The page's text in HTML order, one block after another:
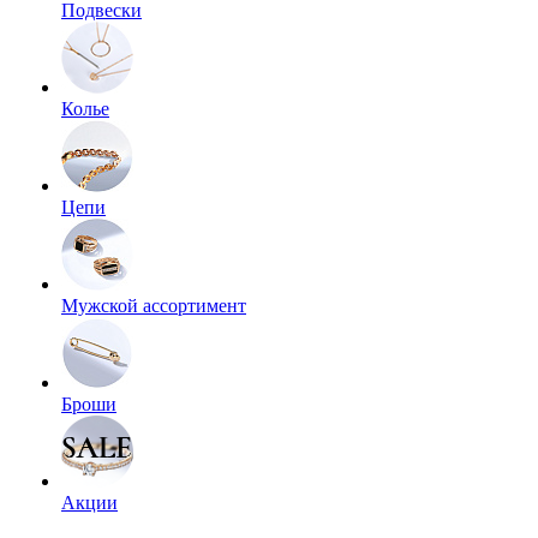
Подвески
Колье
Цепи
Мужской ассортимент
Броши
Акции